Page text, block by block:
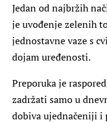
Jedan od najbržih
je uvođenje zelenih
jednostavne vaze s
dojam uređenosti.
Preporuka je
zadržati samo u
dobiva ujednačeniji